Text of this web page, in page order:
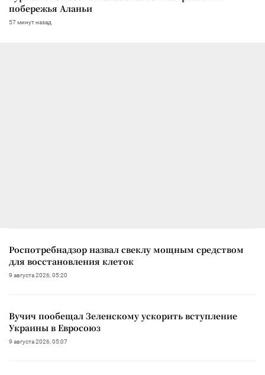
побережья Аланьи
57 минут назад
Роспотребнадзор назвал свеклу мощным средством
для восстановления клеток
9 августа 2026, 05:20
Вучич пообещал Зеленскому ускорить вступление
Украины в Евросоюз
9 августа 2026, 05:07